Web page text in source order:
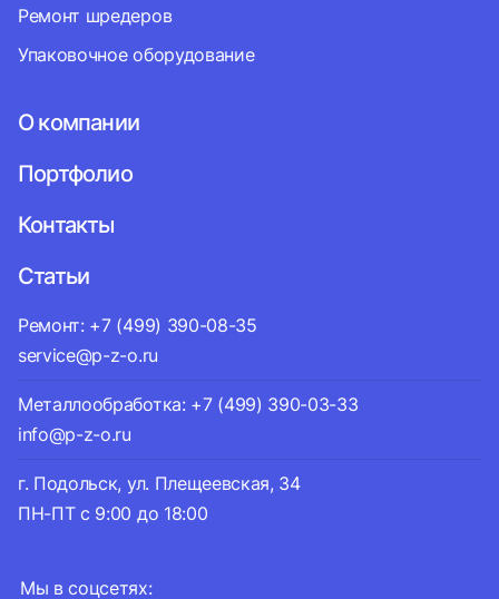
Мы в соцсетях:
Ремонт шредеров
Упаковочное оборудование
О компании
Портфолио
Контакты
Статьи
Ремонт: +7 (499) 390-08-35
service@p-z-o.ru
Металлообработка: +7 (499) 390-03-33
info@p-z-o.ru
г. Подольск, ул. Плещеевская, 34
ПН-ПТ с 9:00 до 18:00